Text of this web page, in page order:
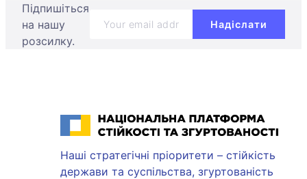
Підпишіться
на нашу
розсилку.
Національна платформа стійкості та згуртованості
Наші стратегічні пріоритети – стійкість
держави та суспільства, згуртованість